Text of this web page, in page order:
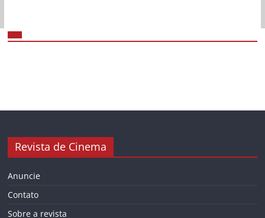
Revista de Cinema
Anuncie
Contato
Sobre a revista